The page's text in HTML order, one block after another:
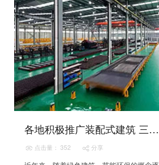
各地积极推广装配式建筑 三大相关领域将获益
点击量： 352 分享